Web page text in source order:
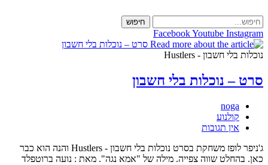
to
content
חיפוש
FacebookYoutube Instagram
נוכלות בלי חשבון - Hustlers
סרט – נוכלות בלי חשבון
מחבר:
noga
קטגוריה:
קולנוע
תגובות:
אין תגובות
ג'ניפר לופז משחקת בסרט נוכלות בלי חשבון - Hustlers והנה הוא כבר
כאן. בהחלט שווה צפייה. מילה של "אמא נגה". מאת : נועה ברוטפלד